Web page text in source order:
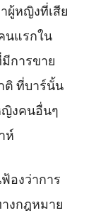
ผู้หญิงที่เสีย
นแรกใน
การขาย
ติ ที่บาร์นั้น
ญิงคนอื่นๆ
ห์
องว่าการ
งกฎหมาย